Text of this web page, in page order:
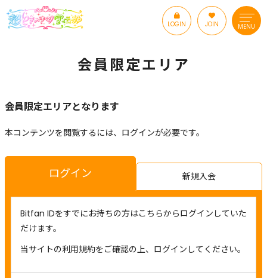
LOGIN JOIN MENU
会員限定エリア
会員限定エリアとなります
本コンテンツを閲覧するには、ログインが必要です。
ログイン 新規入会
Bitfan IDをすでにお持ちの方はこちらからログインしていた
だけます。
当サイトの利用規約をご確認の上、ログインしてください。